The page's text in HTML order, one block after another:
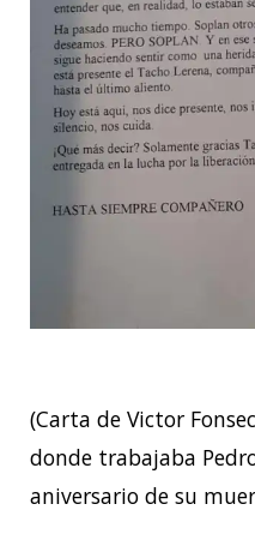
(Carta de Victor
donde trabajaba
aniversario de su